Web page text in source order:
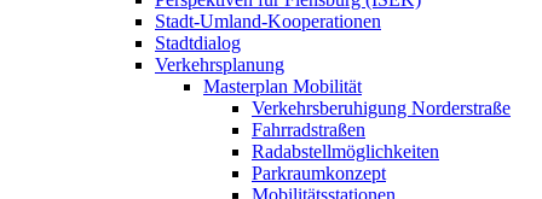
Stadt-Umland-Kooperationen
Stadtdialog
Verkehrsplanung
Masterplan Mobilität
Verkehrsberuhigung Norderstraße
Fahrradstraßen
Radabstellmöglichkeiten
Parkraumkonzept
Mobilitätsstationen